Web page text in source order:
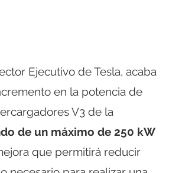
Ejecutivo de Tesla, acaba
en la potencia de
V3 de la
de un máximo de 250 kW
que permitirá reducir